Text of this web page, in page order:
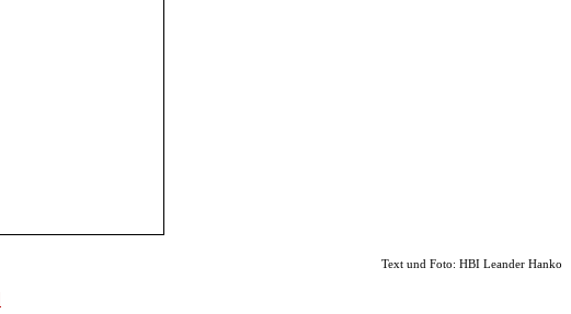
Text und Foto: HBI Leander Hanko